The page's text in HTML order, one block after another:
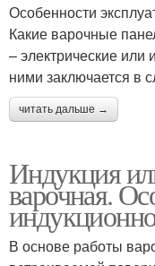
Особенности
Какие варочные
– электрические
ними заключается в
читать дальше →
Индукция
варочная.
В основе работы